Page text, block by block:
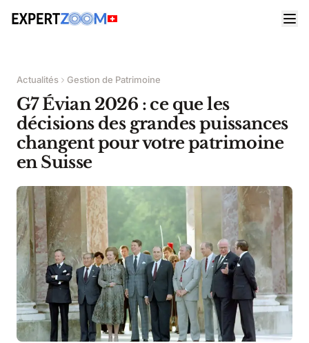
Actualités Gestion de Patrimoine
G7 Évian 2026 : ce que les
décisions des grandes puissances
changent pour votre patrimoine
en Suisse